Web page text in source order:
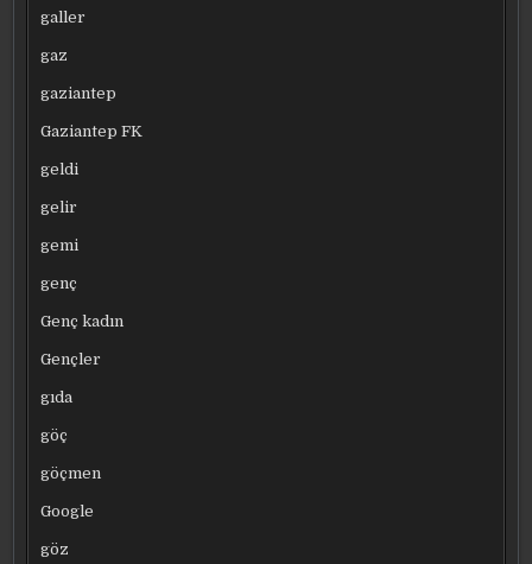
galler
gaz
gaziantep
Gaziantep FK
geldi
gelir
gemi
genç
Genç kadın
Gençler
gıda
göç
göçmen
Google
göz